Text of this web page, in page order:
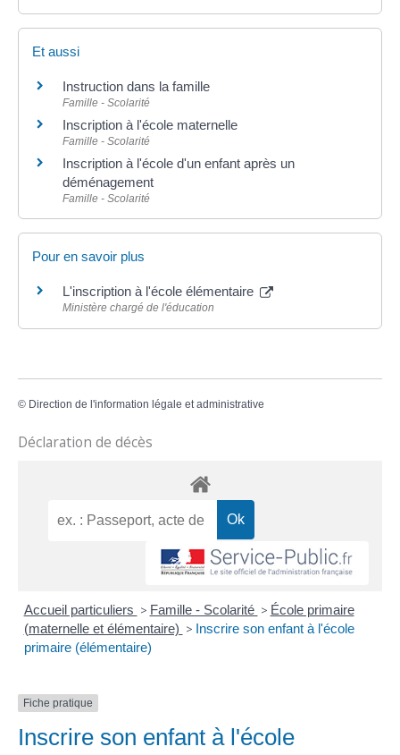
Et aussi
Instruction dans la famille
Famille - Scolarité
Inscription à l'école maternelle
Famille - Scolarité
Inscription à l'école d'un enfant après un
déménagement
Famille - Scolarité
Pour en savoir plus
L'inscription à l'école élémentaire
Ministère chargé de l'éducation
© Direction de l'information légale et administrative
Déclaration de décès
Accueil particuliers > Famille - Scolarité > École primaire
(maternelle et élémentaire) > Inscrire son enfant à l'école
primaire (élémentaire)
Fiche pratique
Inscrire son enfant à l'école